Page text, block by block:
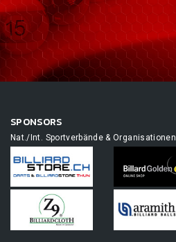
SPONSORS
Nat./Int. Sportverbände & Organisationen